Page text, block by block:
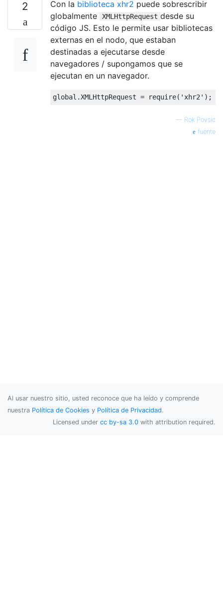
2 Con la biblioteca xhr2 puede sobrescribir
globalmente
XMLHttpRequest desde su
código JS. Esto le permite usar bibliotecas
externas en el nodo, que estaban
destinadas a ejecutarse desde
navegadores / supongamos que se
ejecutan en un navegador.
global .XMLHttpRequest = require( 'xhr2'
— Rok Povsic
fuente
Al usar nuestro sitio, usted reconoce que ha leído y comprende
nuestra Política de Cookies y Política de Privacidad.
Licensed under cc by-sa 3.0 with attribution required.